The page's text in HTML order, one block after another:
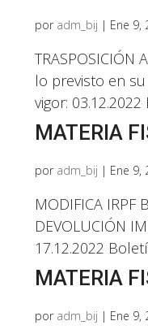
por adm_bij | Ene 9,
TRASPOSICIÓN
lo previsto en su
vigor:
MATERIA
por adm_bij | Ene 9,
MODIFICA IRPF
DEVOLUCIÓN
17.12.2022
MATERIA
por adm_bij | Ene 9,